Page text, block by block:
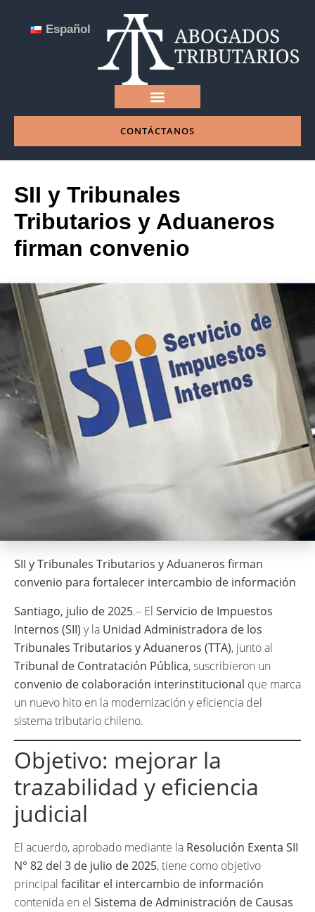
CONTÁCTANOS
Español
SII y Tribunales
Tributarios y Aduaneros
firman convenio
SII y Tribunales Tributarios y Aduaneros firman
convenio para fortalecer intercambio de información
Santiago, julio de 2025.– El Servicio de Impuestos
Internos (SII) y la Unidad Administradora de los
Tribunales Tributarios y Aduaneros (TTA), junto al
Tribunal de Contratación Pública, suscribieron un
convenio de colaboración interinstitucional que marca
un nuevo hito en la modernización y eficiencia del
sistema tributario chileno.
Objetivo: mejorar la
trazabilidad y eficiencia
judicial
El acuerdo, aprobado mediante la Resolución Exenta SII
N° 82 del 3 de julio de 2025, tiene como objetivo
principal facilitar el intercambio de información
contenida en el Sistema de Administración de Causas